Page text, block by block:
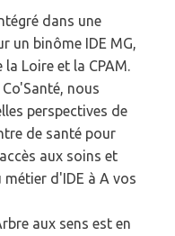
dans une
un binôme IDE MG,
la Loire et la CPAM.
nous
perspectives de
de santé pour
aux soins et
d'IDE à A vos
aux sens est en